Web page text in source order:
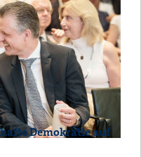
Demokratie auf